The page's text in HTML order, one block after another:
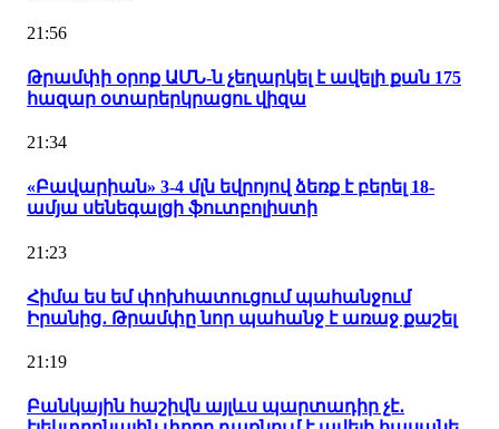
21:56
Թրամփի օրոք ԱՄՆ-ն չեղարկել է ավելի քան 175
հազար օտարերկրացու վիզա
21:34
«Բավարիան» 3-4 մլն եվրոյով ձեռք է բերել 18-
ամյա սենեգալցի ֆուտբոլիստի
21:23
Հիմա ես եմ փոխհատուցում պահանջում
Իրանից․ Թրամփը նոր պահանջ է առաջ քաշել
21:19
Բանկային հաշիվն այլևս պարտադիր չէ․